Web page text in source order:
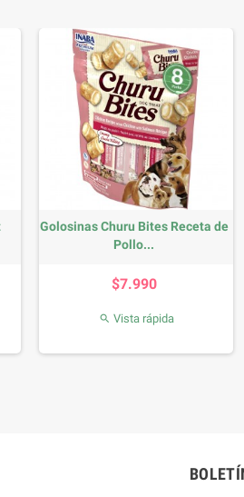
Golosinas Churu Bites Receta de
Pollo...
$7.990
 Vista rápida